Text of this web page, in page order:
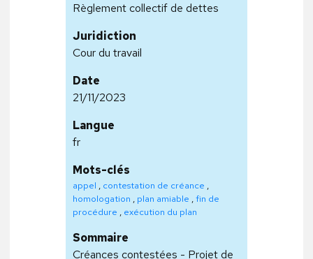
Règlement collectif de dettes
Juridiction
Cour du travail
Date
21/11/2023
Langue
fr
Mots-clés
appel , contestation de créance ,
homologation , plan amiable ,fin de
procédure , exécution du plan
Sommaire
Créances contestées - Projet de